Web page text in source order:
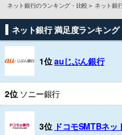
ネット銀行のランキング・比較 ネット銀
ネット銀行 満足度ランキング
1位auじぶん銀行
2位 ソニー銀行
3位 ドコモSMTBネッ